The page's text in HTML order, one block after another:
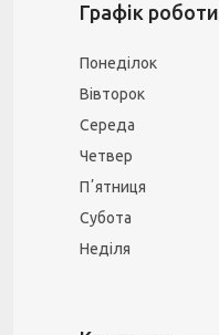
Графік роботи
Понеділок
Вівторок
Середа
Четвер
Пʼятниця
Субота
Неділя